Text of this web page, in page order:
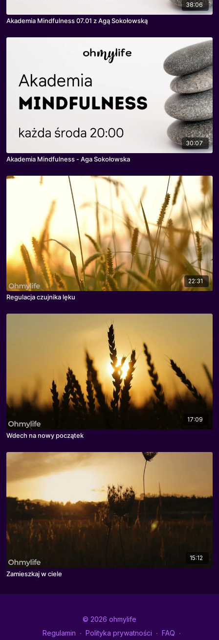
38:06
Akademia Mindfulness 07.01 z Agą Sokołowską
30:07
Akademia Mindfulness - Aga Sokołowska
22:31
Regulacja czujnika lęku
17:09
Wdech na nowy początek
15:12
Zamieszkaj w ciele
© 2026 ohmylife
Regulamin ∙ Polityka prywatności ∙ FAQ ∙